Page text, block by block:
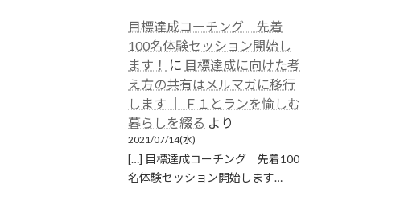
目標達成コーチング 先着
100名体験セッション開始し
ます！
に 目標達成に向けた考
え方の共有はメルマガに移行
します │ Ｆ１とランを愉しむ
暮らしを綴る より
2021/07/14(水)
[…] 目標達成コーチング 先着100
名体験セッション開始します…